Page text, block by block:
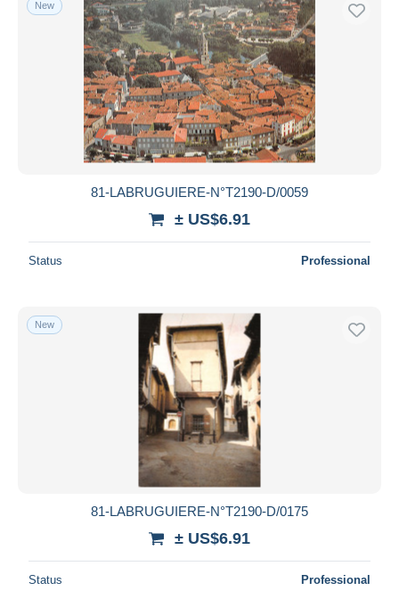
Free shipping
Payment methods
PayPal
Bank transfer
Visa
MasterCard
iDeal
Submit
New
81-LABRUGUIERE-N°T2190-D/0059
± US$6.91
Status Professional
New
81-LABRUGUIERE-N°T2190-D/0175
± US$6.91
Status Professional